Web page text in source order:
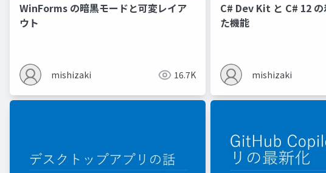
WinForms の暗黒モードと可変レイア
ウト
mishizaki 16.7K
C# Dev Kit と C# 12 の
た機能
mishizaki